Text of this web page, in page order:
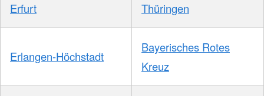
Erfurt Thüringen
Erlangen-Höchstadt
Bayerisches Rotes
Kreuz